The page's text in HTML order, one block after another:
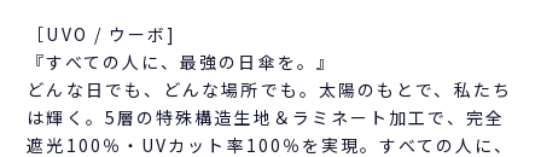
［UVO / ウーボ]
『すべての人に、最強の日傘を。』
どんな日でも、どんな場所でも。太陽のもとで、私たち
は輝く。5層の特殊構造生地＆ラミネート加工で、完全
遮光100％・UVカット率100％を実現。すべての人に、